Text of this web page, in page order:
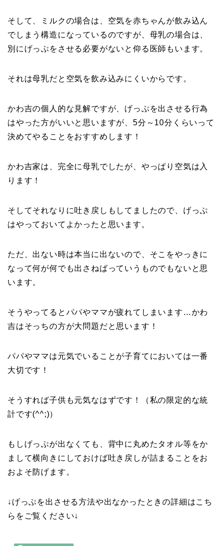
そして、ミルクの場合は、空気を赤ちゃんが飲み込ん
でしまう構造になっているのですが、母乳の場合は、
別にげっぷをさせる必要がないと仰る医師もいます。
それは母乳だと空気を飲み込みにくいからです。
かわ吉の個人的な見解ですが、げっぷを出させる行為
はやった方がいいと思いますが、5分～10分くらいって
決めてやることをおすすめします！
かわ吉家は、完全に母乳でしたが、やっぱり空気は入
ります！
そしてそれなりに吐き戻しもしてましたので、げっぷ
はやっておいてよかったと思います。
ただ、出ない時は本当に出ないので、そこをやっきに
なって何が何でも出さねばっていうものでもないと思
います。
そうやってるとパパやママが疲れてしまいます…かわ
吉はそっちの方が大問題だと思います！
パパやママは元気でいることが子育てにおいては一番
大切です！
そうすれば子供も元気なはずです！（私の限定的な統
計です(^^;)）
もしげっぷが出なくても、背中に丸めたタオル等をか
まして横向きにしておけば吐き戻しが詰まることをお
およそ防げます。
↓げっぷを出させる方法や出なかったときの詳細はこち
らをご覧ください↓